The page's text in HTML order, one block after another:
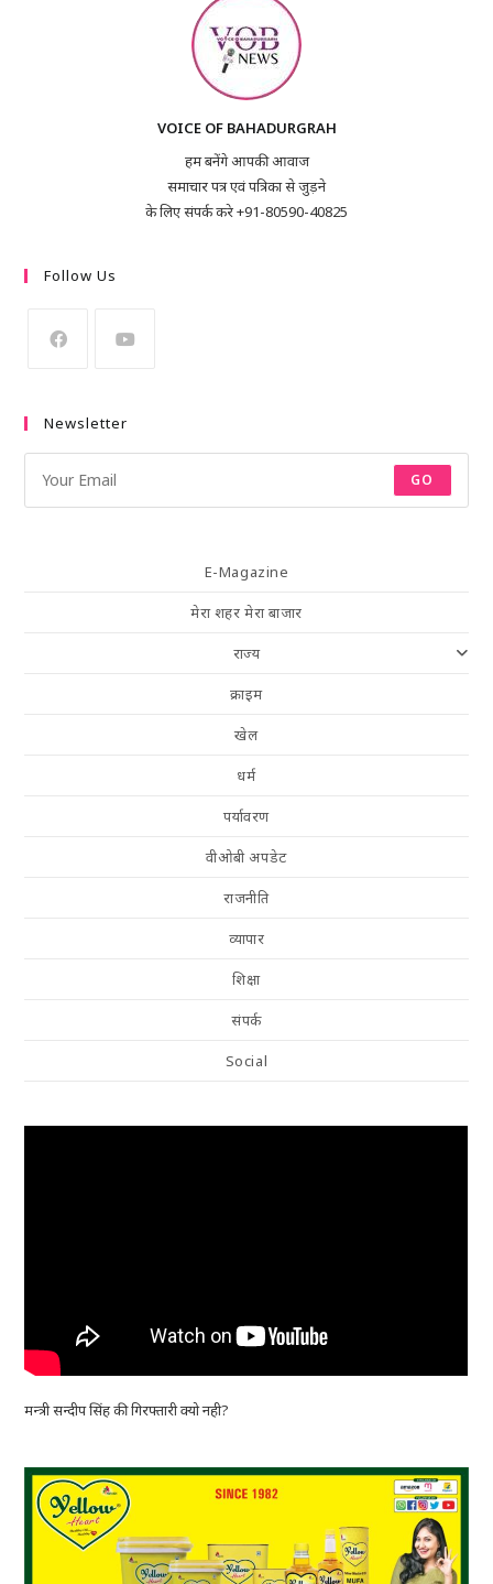
VOICE OF BAHADURGRAH
हम बनेंगे आपकी आवाज
समाचार पत्र एवं पत्रिका से जुड़ने
के लिए संपर्क करे +91-80590-40825
Follow Us
Newsletter
GO
E-Magazine
मेरा शहर मेरा बाजार
राज्य
क्राइम
खेल
धर्म
पर्यावरण
वीओबी अपडेट
राजनीति
व्यापार
शिक्षा
संपर्क
Social
मन्त्री सन्दीप सिंह की गिरफ्तारी क्यो नही?